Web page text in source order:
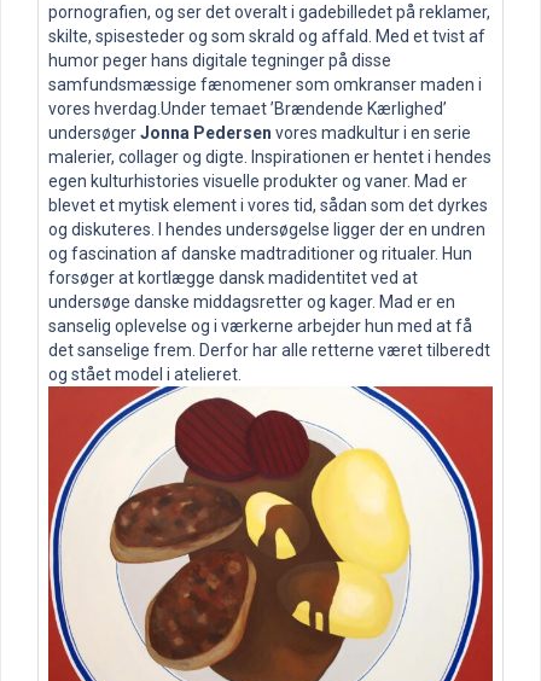
pornografien, og ser det overalt i gadebilledet på reklamer,
skilte, spisesteder og som skrald og affald. Med et tvist af
humor peger hans digitale tegninger på disse
samfundsmæssige fænomener som omkranser maden i
vores hverdag.Under temaet ’Brændende Kærlighed’
undersøgerJonna Pedersen vores madkultur i en serie
malerier, collager og digte. Inspirationen er hentet i hendes
egen kulturhistories visuelle produkter og vaner. Mad er
blevet et mytisk element i vores tid, sådan som det dyrkes
og diskuteres. I hendes undersøgelse ligger der en undren
og fascination af danske madtraditioner og ritualer. Hun
forsøger at kortlægge dansk madidentitet ved at
undersøge danske middagsretter og kager. Mad er en
sanselig oplevelse og i værkerne arbejder hun med at få
det sanselige frem. Derfor har alle retterne været tilberedt
og stået model i atelieret.